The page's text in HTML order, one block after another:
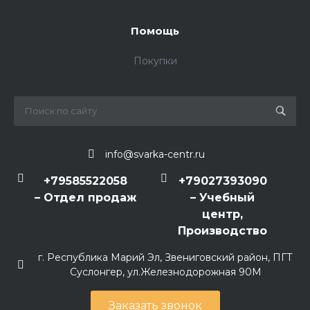
Помощь
Покупки
info@svarka-centr.ru
+79585522058
– Отдел продаж
+79027393090
– Учебный
центр,
Производство
г. Республика Марий Эл, Звениговский район, ПГТ
Суслонгер, ул.Железнодорожная 90М
Заказать звонок